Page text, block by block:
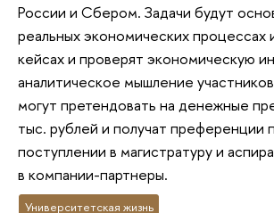
России и Сбером. Задачи будут
реальных экономических процессах
кейсах и проверят экономическую
аналитическое мышление
могут претендовать на денежные
тыс. рублей и получат преференции
поступлении в магистратуру и
в компании-партнеры.
Университетская жизнь